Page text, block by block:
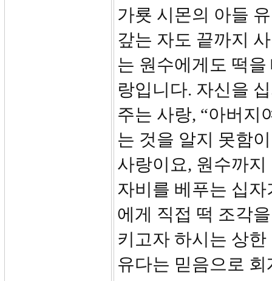
가룟 시몬의 아들
갚는 자도 끝까지
는 원수에게도 떡
랑입니다. 자신을
주는 사랑, “아버지
는 것을 알지 못함
사랑이요, 원수까
자비를 베푸는 십
에게 직접 떡 조각
키고자 하시는 상
유다는 믿음으로